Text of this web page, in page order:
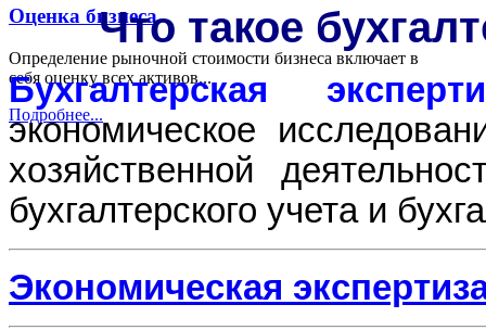
Оценка бизнеса
Определение рыночной стоимости бизнеса включает в
себя оценку всех активов...
Подробнее...
Что такое
Бухгалтерская
экономическое
хозяйственной
бухгалтерского учета и
Экономическая